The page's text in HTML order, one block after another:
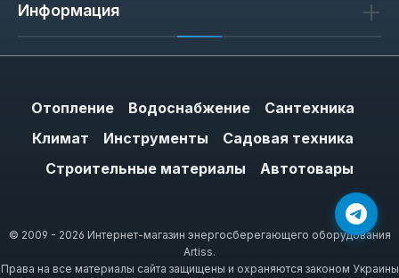
Информация
Отопление Водоснабжение
Сантехника
Климат
Инструменты
Садовая техника
Строительные материалы
Автотовары
© 2009 - 2026 Интернет-магазин энергосберегающего оборудования
Artiss.
Права на все материалы сайта защищены и охраняются законом Украины